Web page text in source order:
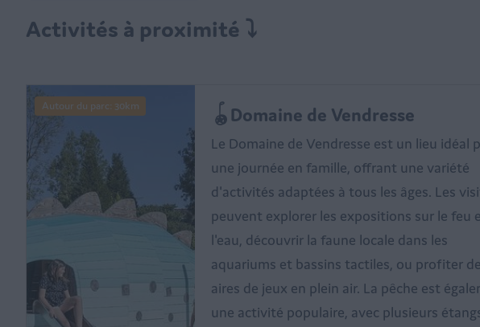
Activités à proximité ⤵
Autour du parc: 30km 🪀Domaine de Vendresse
Le Domaine de Vendresse est un lieu idéal
une journée en famille, offrant une variété
d'activités adaptées à tous les âges. Les
peuvent explorer les expositions sur le feu
l'eau, découvrir la faune locale dans les
aquariums et bassins tactiles, ou profiter
aires de jeux en plein air. La pêche est
une activité populaire, avec plusieurs